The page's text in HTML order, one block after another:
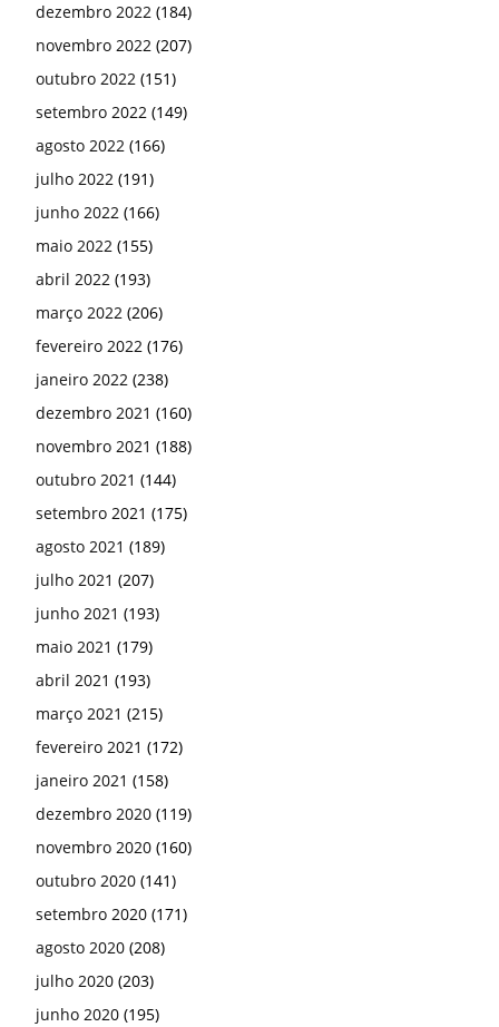
dezembro 2022 (184)
novembro 2022 (207)
outubro 2022 (151)
setembro 2022 (149)
agosto 2022 (166)
julho 2022 (191)
junho 2022 (166)
maio 2022 (155)
abril 2022 (193)
março 2022 (206)
fevereiro 2022 (176)
janeiro 2022 (238)
dezembro 2021 (160)
novembro 2021 (188)
outubro 2021 (144)
setembro 2021 (175)
agosto 2021 (189)
julho 2021 (207)
junho 2021 (193)
maio 2021 (179)
abril 2021 (193)
março 2021 (215)
fevereiro 2021 (172)
janeiro 2021 (158)
dezembro 2020 (119)
novembro 2020 (160)
outubro 2020 (141)
setembro 2020 (171)
agosto 2020 (208)
julho 2020 (203)
junho 2020 (195)